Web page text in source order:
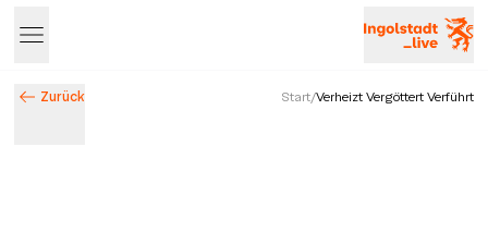
Zurück Start/Verheizt Vergöttert Verführt